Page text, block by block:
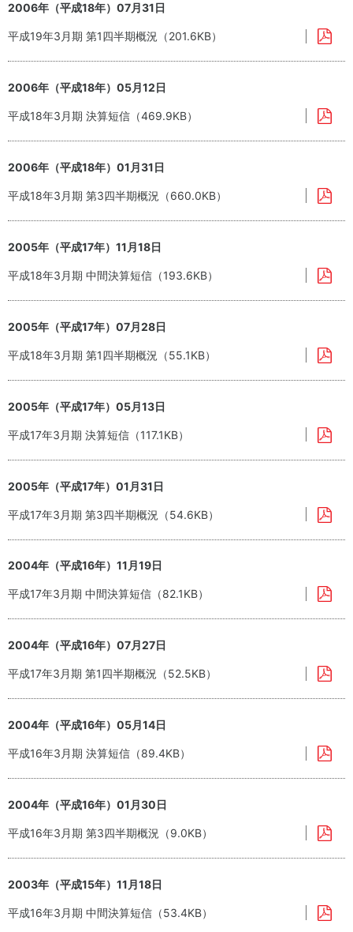
2006年（平成18年）07月31日
平成19年3月期 第1四半期概況（201.6KB）
2006年（平成18年）05月12日
平成18年3月期 決算短信（469.9KB）
2006年（平成18年）01月31日
平成18年3月期 第3四半期概況（660.0KB）
2005年（平成17年）11月18日
平成18年3月期 中間決算短信（193.6KB）
2005年（平成17年）07月28日
平成18年3月期 第1四半期概況（55.1KB）
2005年（平成17年）05月13日
平成17年3月期 決算短信（117.1KB）
2005年（平成17年）01月31日
平成17年3月期 第3四半期概況（54.6KB）
2004年（平成16年）11月19日
平成17年3月期 中間決算短信（82.1KB）
2004年（平成16年）07月27日
平成17年3月期 第1四半期概況（52.5KB）
2004年（平成16年）05月14日
平成16年3月期 決算短信（89.4KB）
2004年（平成16年）01月30日
平成16年3月期 第3四半期概況（9.0KB）
2003年（平成15年）11月18日
平成16年3月期 中間決算短信（53.4KB）